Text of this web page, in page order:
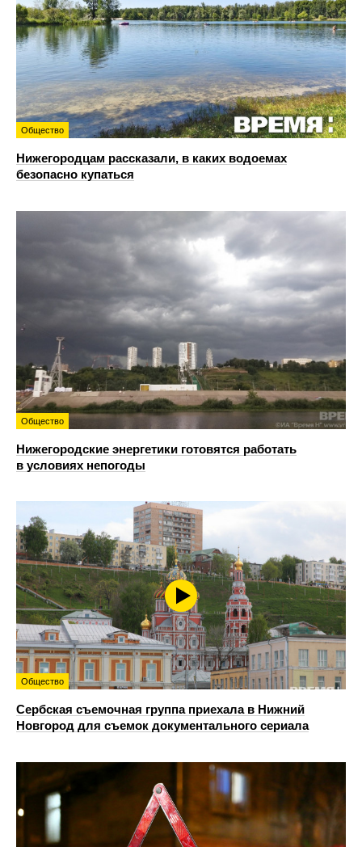
Общество
Нижегородцам рассказали, в каких водоемах
безопасно купаться
Общество
Нижегородские энергетики готовятся работать
в условиях непогоды
Общество
Сербская съемочная группа приехала в Нижний
Новгород для съемок документального сериала